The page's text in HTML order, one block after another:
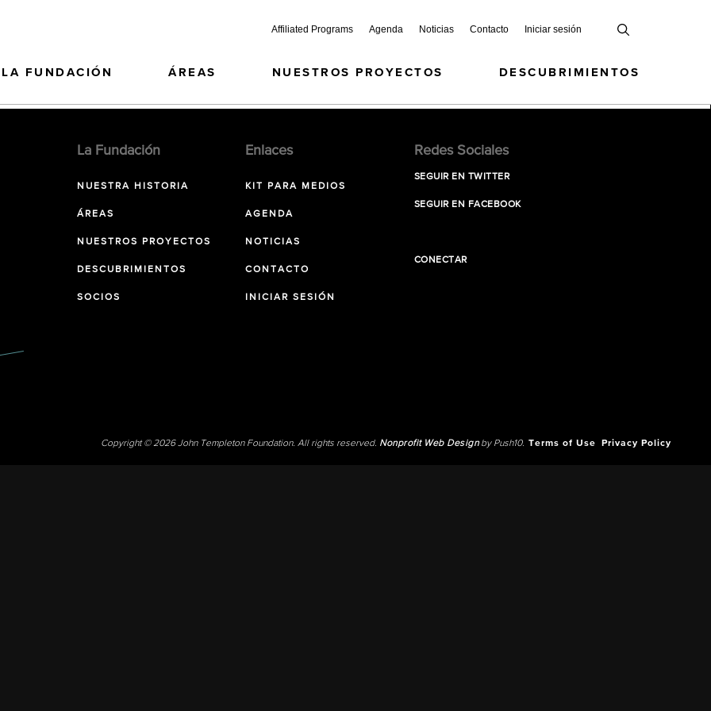
Affiliated Programs Agenda Noticias Contacto Iniciar sesión
LA FUNDACIÓN ÁREAS NUESTROS PROYECTOS DESCUBRIMIENTOS
La Fundación
NUESTRA HISTORIA
ÁREAS
NUESTROS PROYECTOS
DESCUBRIMIENTOS
SOCIOS
Enlaces
KIT PARA MEDIOS
AGENDA
NOTICIAS
CONTACTO
INICIAR SESIÓN
Redes Sociales
SEGUIR EN TWITTER
SEGUIR EN FACEBOOK
CONECTAR
Copyright © 2026 John Templeton Foundation. All rights reserved. Nonprofit Web Designby Push10. Terms of Use Privacy Policy